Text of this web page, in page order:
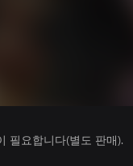
필요합니다(별도 판매).